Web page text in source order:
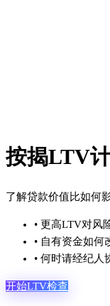
按揭LTV
了解贷款价值比如何
• 更高LTV对风
• 自有资金如何
• 何时请经纪人
开始LTV检查